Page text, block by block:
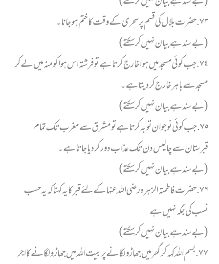
٧٣. حضرت بلال کی قسم پر سحری کے وقت کا ختم ہوجانا ۔
(بے سند ہے بیان نہیں کر سکتے)
٧٤. جب کوئی مسجد میں ہوا خارج کرتا ہے تو فرشتہ اس ہوا کو منہ میں لے کر
مسجد سے باہر خارج کر دیتا ہے ۔
( بے سند ہے بیان نہیں کر سکتے)
٧٥. جب کوئی نوجوان توبہ کرتا ہے تو مشرق سے مغرب تک تمام
قبرستان سے چالیس دن تک عذاب دور کر دیا جاتا ہے ۔
(بے سند ہے بیان نہیں کر سکتے)
٧٦. حضرت فاطمتہ الزہرہ رضی اللہ عنہا کے لئے قبر کا یہ کہنا کہ یہ حسب
نسب کی جگہ نہیں ہے
( بے سند ہے بیان نہیں کر سکتے)
٧٧. بسم اللہ کہہ کر گھر میں جھاڑو لگانے پر بیت اللہ میں جھاڑو لگانے کا اجر